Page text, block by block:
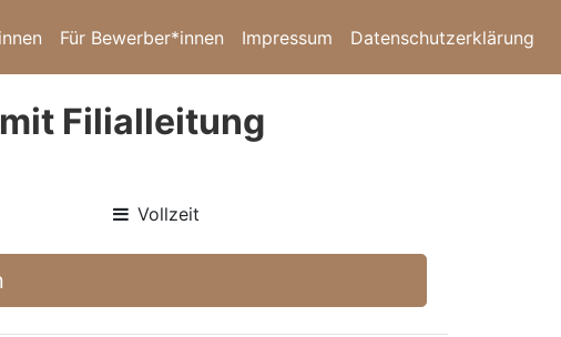
Für Bewerber*innen Impressum Datenschutzerklärung
Filialleitung
Vollzeit